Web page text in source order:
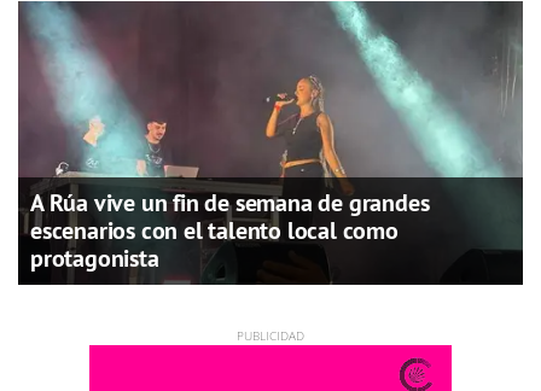
A Rúa vive un fin de semana de grandes
escenarios con el talento local como
protagonista